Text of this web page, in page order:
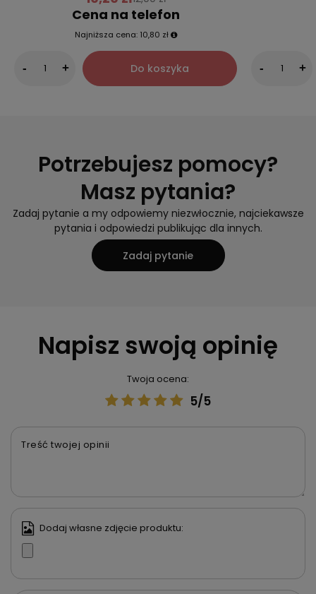
Cena na telefon
Najniższa cena: 10,80 zł
- + Do koszyka - +
Potrzebujesz pomocy?
Masz pytania?
Zadaj pytanie a my odpowiemy niezwłocznie, najciekawsze
pytania i odpowiedzi publikując dla innych.
Zadaj pytanie
Napisz swoją opinię
Twoja ocena:
5/5
Treść twojej opinii
Dodaj własne zdjęcie produktu: